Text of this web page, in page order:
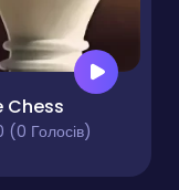
Chess
(0 Голосів)